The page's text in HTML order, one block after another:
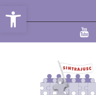
Abrir a barra de ferramentas